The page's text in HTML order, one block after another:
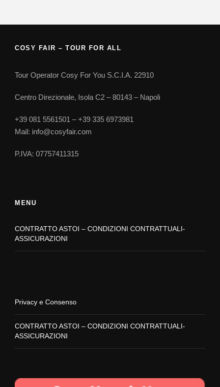
COSY FAIR – TOUR FOR ALL
Tour Operator Cosy For You S.C.I.A. 22910
Centro Direzionale, Isola C2 – 80143 – Napoli
+39 081 5561501 – +39 335 6973981
Mail: info@cosyfair.com
P.IVA: 07757411315
MENU
CONTRATTO ASTOI – CONDIZIONI CONTRATTUALI-
ASSICURAZIONI
Privacy e Consenso
CONTRATTO ASTOI – CONDIZIONI CONTRATTUALI-
ASSICURAZIONI